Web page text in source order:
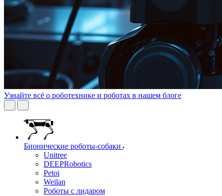
Узнайте всё о роботехнике и роботах в нашем блоге
Бионические роботы-собаки
Unitree
DEEPRobotics
Petoi
Weilan
Роботы с лидаром